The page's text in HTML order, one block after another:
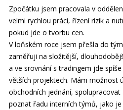
Zpočátku jsem pracovala v
velmi rychlou práci, řízení rizik a
pokud jde o tvorbu cen.
V loňském roce jsem přešla do
zaměřuji na složitější,
a ve srovnání s tradingem jde
větších projektech. Mám možnost
obchodních jednání,
poznat řadu interních týmů, jako